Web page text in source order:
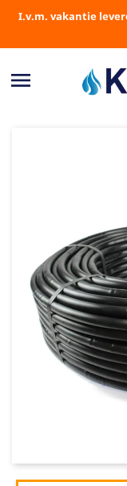
I.v.m. vakantie
